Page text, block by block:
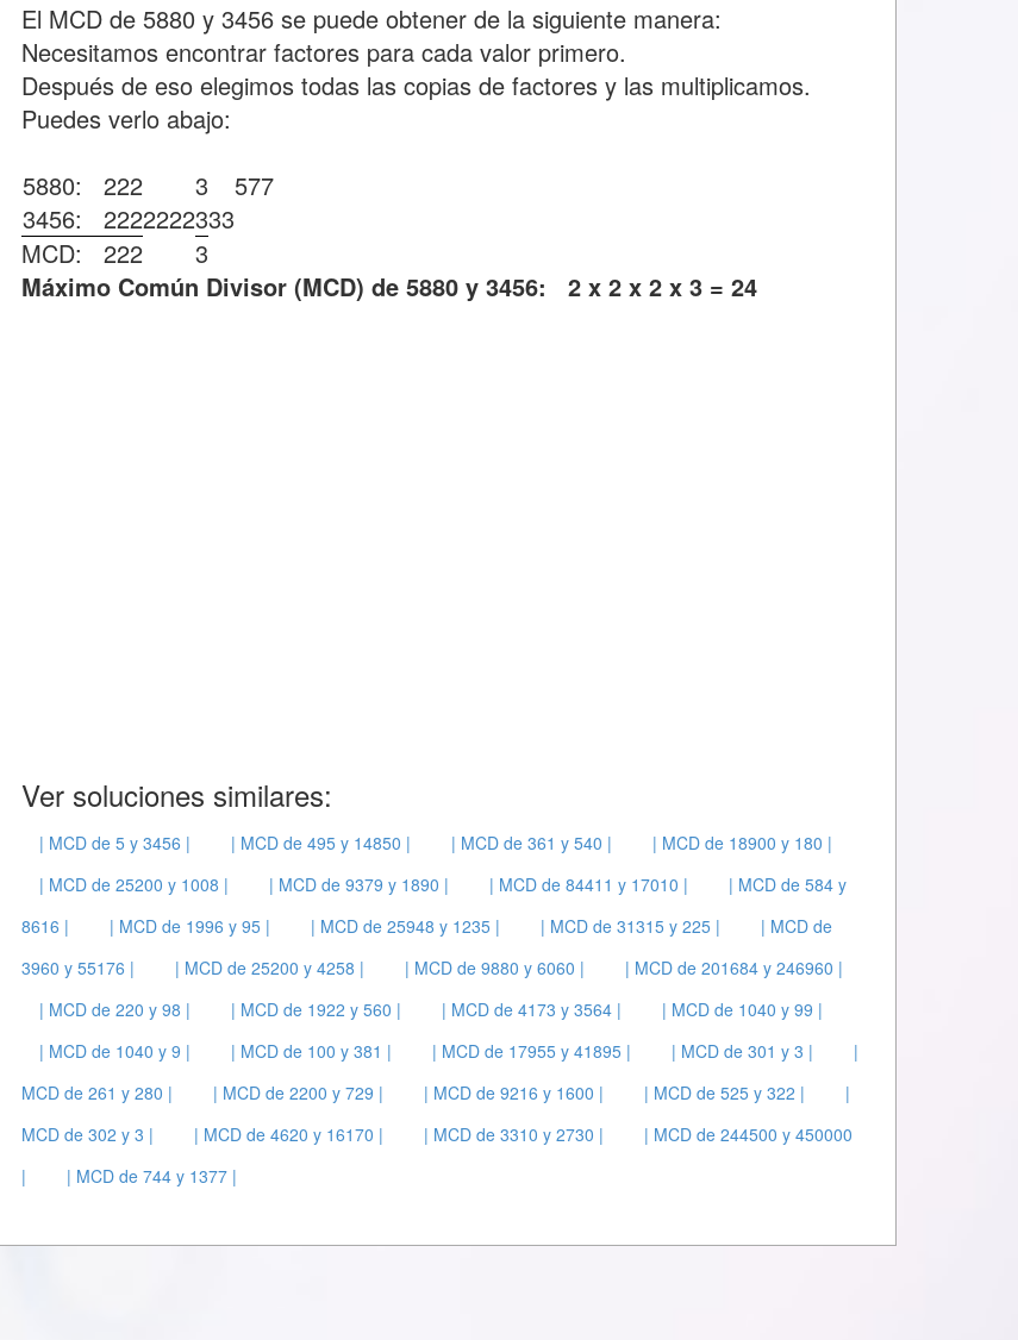
El MCD de 5880 y 3456 se puede obtener de la siguiente manera:
Necesitamos encontrar factores para cada valor primero.
Después de eso elegimos todas las copias de factores y las multiplicamos.
Puedes verlo abajo:
5880: 222 3 577
3456: 2222222333
MCD: 222
3
Máximo Común Divisor (MCD) de 5880 y 3456: 2 x 2 x 2 x 3 = 24
Ver soluciones similares:
| MCD de 5 y 3456 | | MCD de 495 y 14850 | | MCD de 361 y 540 |
| MCD de 18900 y 180 |
| MCD de 25200 y 1008 |
| MCD de 9379 y 1890 | | MCD de 84411 y 17010 |
| MCD de 584 y
8616 |
| MCD de 1996 y 95 | | MCD de 25948 y 1235 | | MCD de 31315 y 225 |
| MCD de
3960 y 55176 |
| MCD de 25200 y 4258 | | MCD de 9880 y 6060 |
| MCD de 201684 y 246960 |
| MCD de 220 y 98 |
| MCD de 1922 y 560 | | MCD de 4173 y 3564 |
| MCD de 1040 y 99 |
| MCD de 1040 y 9 |
| MCD de 100 y 381 | | MCD de 17955 y 41895 | | MCD de 301 y 3 |
|
MCD de 261 y 280 |
| MCD de 2200 y 729 | | MCD de 9216 y 1600 | | MCD de 525 y 322 |
|
MCD de 302 y 3 |
| MCD de 4620 y 16170 | | MCD de 3310 y 2730 |
| MCD de 244500 y 450000
|
| MCD de 744 y 1377 |